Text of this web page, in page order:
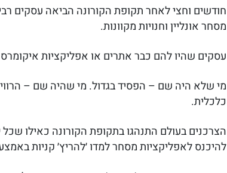
חודשים וחצי לאחר תקופת הקורונה הביאה עסקים
מסחר אונליין וחנויות מקוונות.
עסקים שהיו להם כבר אתרים או אפליקציות איקומרס
מי שלא היה שם – הפסיד בגדול. מי שהיה שם –
כלכלית.
הצרכנים בעולם התנהגו בתקופת הקורונה כאילו
להיכנס לאפליקציות מסחר למדו ׳להריץ׳ קניות